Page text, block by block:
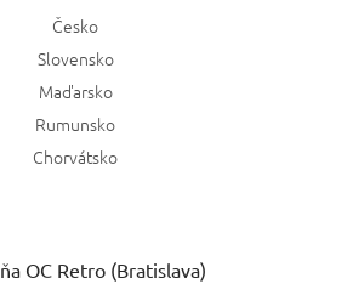
Česko
Slovensko
Maďarsko
Rumunsko
Chorvátsko
OC Retro (Bratislava)